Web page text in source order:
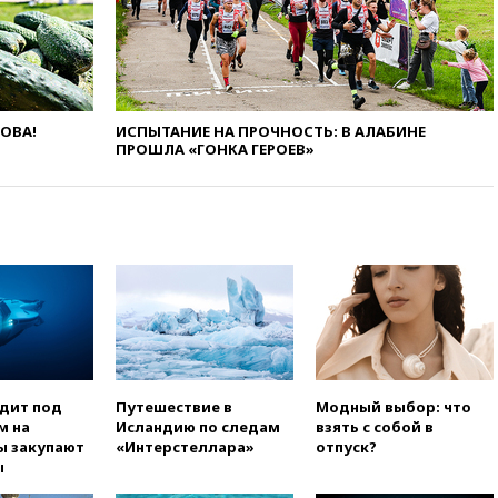
угрозу европейскую зиму»
вчера, 16:16Беспилотник
взорвался вблизи
газопровода в Болгарии
вчера, 15:25При атаке БПЛА в
Белгородской области погиб
Турция
ограничила судоходство в
Черном море
вчера, 14:20Генпрокурором
США стал Тодд Бланш
вчера, 13:37 Пляжи
Геленджика закрыты из-за
опасности БПЛА
ИСПЫТАНИЕ НА ПРОЧНОСТЬ: В АЛАБИНЕ
ПРОШЛА «ГОНКА ГЕРОЕВ»
под
на
закупают
Путешествие в
Исландию по следам
«Интерстеллара»
Модный выбор: что
взять с собой в
отпуск?